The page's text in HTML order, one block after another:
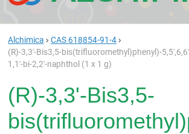
Alchimica
CAS 618854-91-4
(R)-3,3'-Bis3,5-bis(trifluoromethyl)phenyl)-
1,1'-bi-2,2'-naphthol (1 x 1 g)
(R)-3,3'-Bis3,5-